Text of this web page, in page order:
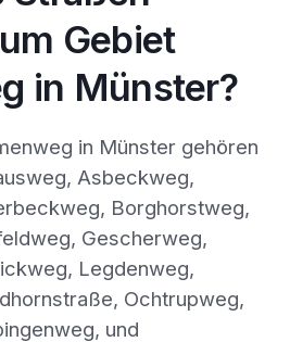
Gebiet
in Münster?
in Münster gehören
Asbeckweg,
Borghorstweg,
Gescherweg,
Legdenweg,
Ochtrupweg,
und